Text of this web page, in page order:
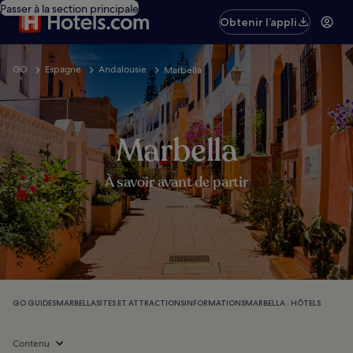
Passer à la section principale
Obtenir l’appli
GO Espagne Andalousie Marbella
Marbella
À savoir avant de partir
GO GUIDESMARBELLASITES ET ATTRACTIONSINFORMATIONSMARBELLA : HÔTELS
Contenu